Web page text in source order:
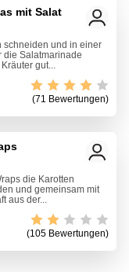
mit Salat
schneiden und in einer
die Salatmarinade
gut...
(71 Bewertungen)
die Karotten
und gemeinsam mit
aus der...
(105 Bewertungen)